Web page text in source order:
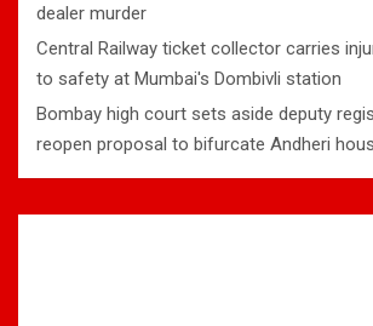
dealer murder
Central Railway ticket collector carries
to safety at Mumbai's Dombivli station
Bombay high court sets aside deputy
reopen proposal to bifurcate Andheri